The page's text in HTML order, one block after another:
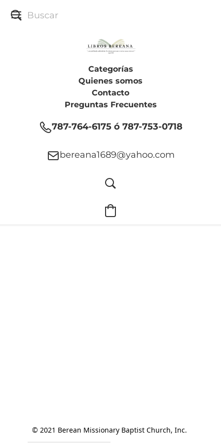
Categorías
Quienes somos
Contacto
Preguntas Frecuentes
787-764-6175 ó 787-753-0718
bereana1689@yahoo.com
© 2021 Berean Missionary Baptist Church, Inc.